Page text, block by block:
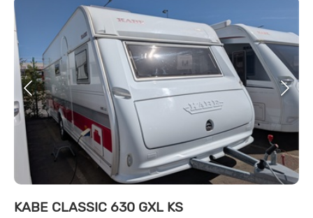
KABE CLASSIC 630 GXL KS